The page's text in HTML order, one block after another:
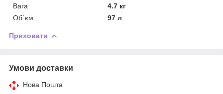
Вага
4.7 кг
Об`єм
97 л
Приховати
Умови доставки
Нова Пошта